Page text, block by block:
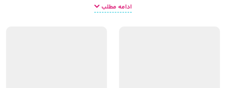
مقاوم و قابل‌اطمینان هستند.ادامه مطلب